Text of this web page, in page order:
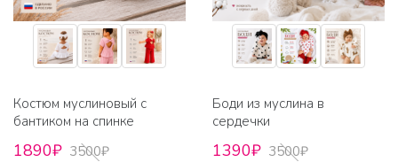
Костюм муслиновый с
бантиком на спинке
1890₽ 3500₽
Боди из муслина в
сердечки
1390₽ 3500₽